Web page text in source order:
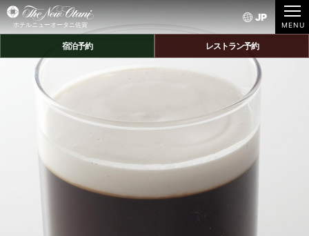
ホテルニューオータニ佐賀
JP
宿泊予約 レストラン予約